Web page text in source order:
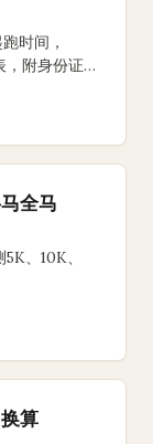
时间，
附身份证、
全马
、10K、
算